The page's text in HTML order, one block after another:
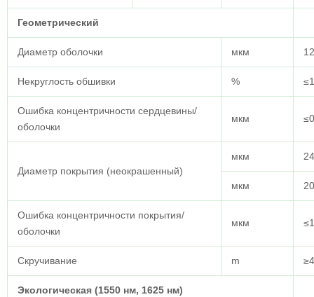
Геометрический
Диаметр оболочки мкм
Некруглость обшивки %
Ошибка концентричности сердцевины/
оболочки
мкм
Диаметр покрытия (неокрашенный)
мкм
мкм
Ошибка концентричности покрытия/
оболочки
мкм
Скручивание m ≥4
Экологическая (1550 нм, 1625 нм)